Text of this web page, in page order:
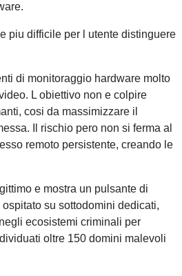
piu difficile per l utente distinguere
di monitoraggio hardware molto
L obiettivo non e colpire
cosi da massimizzare il
Il rischio pero non si ferma al
remoto persistente, creando le
e mostra un pulsante di
su sottodomini dedicati,
ecosistemi criminali per
oltre 150 domini malevoli